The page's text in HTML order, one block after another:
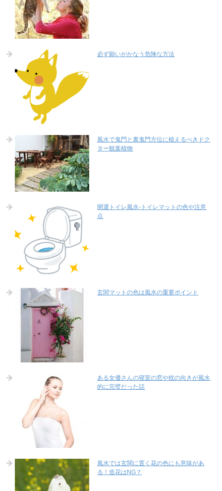
必ず願いがかなう危険な方法
風水で鬼門と裏鬼門方位に植えるべきドク
ター観葉植物
開運トイレ風水-トイレマットの色や注意
点
玄関マットの色は風水の重要ポイント
ある女優さんの寝室の窓や枕の向きが風水
的に完璧だった話
風水では玄関に置く花の色にも意味があ
る！造花はNG？